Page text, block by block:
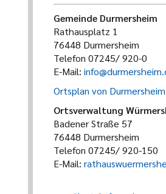
Gemeinde Durmersheim
Rathausplatz 1
76448 Durmersheim
Telefon 07245/ 920-0
E-Mail:
Ortsplan von
Ortsverwaltung
Badener Straße 57
76448 Durmersheim
Telefon 07245/ 920-150
E-Mail: